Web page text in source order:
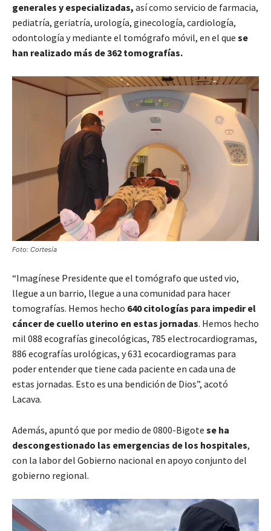
generales y especializadas, así como servicio de farmacia,
pediatría, geriatría, urología, ginecología, cardiología,
odontología y mediante el tomógrafo móvil, en el que se
han realizado más de 362 tomografías.
Foto: Cortesía
“Imagínese Presidente que el tomógrafo que usted vio,
llegue a un barrio, llegue a una comunidad para hacer
tomografías. Hemos hecho 640 citologías para impedir el
cáncer de cuello uterino en estas jornadas. Hemos hecho
mil 088 ecografías ginecológicas, 785 electrocardiogramas,
886 ecografías urológicas, y 631 ecocardiogramas para
poder entender que tiene cada paciente en cada una de
estas jornadas. Esto es una bendición de Dios”, acotó
Lacava.
Además, apuntó que por medio de 0800-Bigote se ha
descongestionado las emergencias de los hospitales,
con la labor del Gobierno nacional en apoyo conjunto del
gobierno regional.